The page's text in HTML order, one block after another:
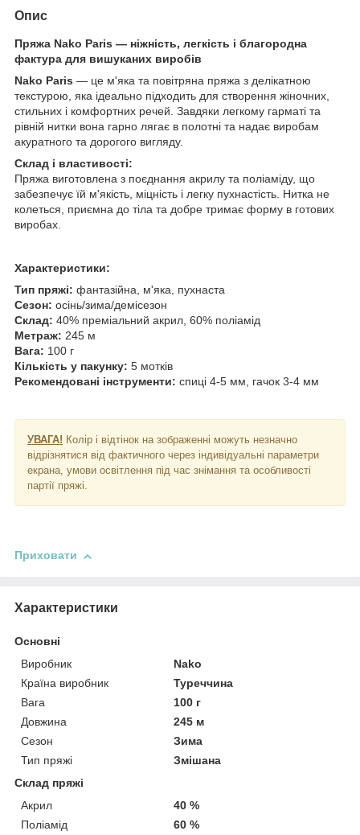
Опис
Пряжа Nako Paris — ніжність, легкість і благородна
фактура для вишуканих виробів
Nako Paris — це м'яка та повітряна пряжа з делікатною
текстурою, яка ідеально підходить для створення жіночних,
стильних і комфортних речей. Завдяки легкому гарматі та
рівній нитки вона гарно лягає в полотні та надає виробам
акуратного та дорогого вигляду.
Склад і властивості:
Пряжа виготовлена з поєднання акрилу та поліаміду, що
забезпечує їй м'якість, міцність і легку пухнастість. Нитка не
колеться, приємна до тіла та добре тримає форму в готових
виробах.
Характеристики:
Тип пряжі: фантазійна, м'яка, пухнаста
Сезон: осінь/зима/демісезон
Склад: 40% преміальний акрил, 60% поліамід
Метраж: 245 м
Вага: 100 г
Кількість у пакунку: 5 мотків
Рекомендовані інструменти: спиці 4-5 мм, гачок 3-4 мм
УВАГА! Колір і відтінок на зображенні можуть незначно
відрізнятися від фактичного через індивідуальні параметри
екрана, умови освітлення під час знімання та особливості
партії пряжі.
Приховати
Характеристики
Основні
Виробник
Nako
Країна виробник
Туреччина
Вага
100 г
Довжина
245 м
Сезон
Зима
Тип пряжі
Змішана
Склад пряжі
Акрил
40 %
Поліамід
60 %